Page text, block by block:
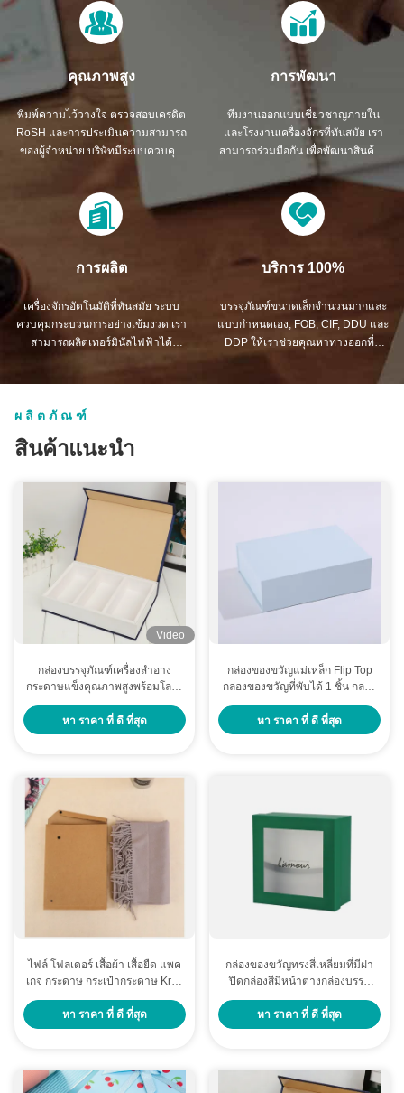
คุณภาพสูง
พิมพ์ความไว้วางใจ ตรวจสอบเครดิต
RoSH และการประเมินความสามารถ
ของผู้จําหน่าย บริษัทมีระบบควบคุม
คุณภาพอย่างเข้มงวด และห้อง
การพัฒนา
ทีมงานออกแบบเชี่ยวชาญภายใน
และโรงงานเครื่องจักรที่ทันสมัย เรา
สามารถร่วมมือกัน เพื่อพัฒนาสินค้าที่
คุณต้องการ
การผลิต
เครื่องจักรอัตโนมัติที่ทันสมัย ระบบ
ควบคุมกระบวนการอย่างเข้มงวด เรา
สามารถผลิตเทอร์มินัลไฟฟ้าได้
บริการ 100%
บรรจุภัณฑ์ขนาดเล็กจำนวนมากและ
แบบกำหนดเอง, FOB, CIF, DDU และ
DDP ให้เราช่วยคุณหาทางออกที่ดี
ผลิตภัณฑ์
สินค้าแนะนำ
Video
กล่องบรรจุภัณฑ์เครื่องสำอาง
กระดาษแข็งคุณภาพสูงพร้อมโลโก้
พิมพ์เองและฝาปิดแม่เหล็กสำหรับ
ของขวัญสุดหรู
หา ราคา ที่ ดี ที่สุด
กล่องของขวัญแม่เหล็ก Flip Top
กล่องของขวัญที่พับได้ 1 ชิ้น กล่อง
กระดาษแข็งแรง พร้อมประกอบ
หา ราคา ที่ ดี ที่สุด
ไฟล์ โฟลเดอร์ เสื้อผ้า เสื้อยืด แพค
เกจ กระดาษ กระเป๋ากระดาษ Kraft
หา ราคา ที่ ดี ที่สุด
กล่องของขวัญทรงสี่เหลี่ยมที่มีฝา
ปิดกล่องสีมีหน้าต่างกล่องบรรจุ
วันหยุด
หา ราคา ที่ ดี ที่สุด